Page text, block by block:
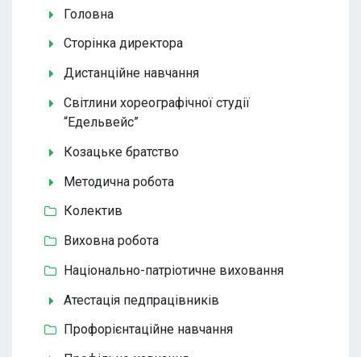
Головна
Сторінка директора
Дистанційне навчання
Світлини хореографічної студії
“Едельвейс”
Козацьке братство
Методична робота
Колектив
Виховна робота
Національно-патріотичне виховання
Атестація педпрацівників
Профорієнтаційне навчання